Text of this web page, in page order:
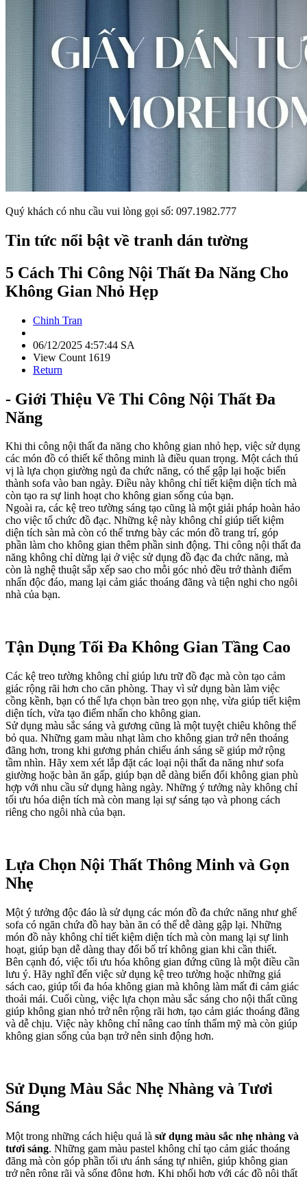
Quý khách có nhu cầu vui lòng gọi số: 097.1982.777
Tin tức nổi bật về tranh dán tường
5 Cách Thi Công Nội Thất Đa Năng Cho
Không Gian Nhỏ Hẹp
Chinh Tran
06/12/2025 4:57:44 SA
View Count 1619
Return
- Giới Thiệu Về Thi Công Nội Thất Đa
Năng
Khi thi công nội thất đa năng cho không gian nhỏ hẹp, việc sử dụng
các món đồ có thiết kế thông minh là điều quan trọng. Một cách thú
vị là lựa chọn giường ngủ đa chức năng, có thể gập lại hoặc biến
thành sofa vào ban ngày. Điều này không chỉ tiết kiệm diện tích mà
còn tạo ra sự linh hoạt cho không gian sống của bạn.
Ngoài ra, các kệ treo tường sáng tạo cũng là một giải pháp hoàn hảo
cho việc tổ chức đồ đạc. Những kệ này không chỉ giúp tiết kiệm
diện tích sàn mà còn có thể trưng bày các món đồ trang trí, góp
phần làm cho không gian thêm phần sinh động. Thi công nội thất đa
năng không chỉ dừng lại ở việc sử dụng đồ đạc đa chức năng, mà
còn là nghệ thuật sắp xếp sao cho mỗi góc nhỏ đều trở thành điểm
nhấn độc đáo, mang lại cảm giác thoáng đãng và tiện nghi cho ngôi
nhà của bạn.
Tận Dụng Tối Đa Không Gian Tầng Cao
Các kệ treo tường không chỉ giúp lưu trữ đồ đạc mà còn tạo cảm
giác rộng rãi hơn cho căn phòng. Thay vì sử dụng bàn làm việc
cồng kềnh, bạn có thể lựa chọn bàn treo gọn nhẹ, vừa giúp tiết kiệm
diện tích, vừa tạo điểm nhấn cho không gian.
Sử dụng màu sắc sáng và gương cũng là một tuyệt chiêu không thể
bỏ qua. Những gam màu nhạt làm cho không gian trở nên thoáng
đãng hơn, trong khi gương phản chiếu ánh sáng sẽ giúp mở rộng
tầm nhìn. Hãy xem xét lắp đặt các loại nội thất đa năng như sofa
giường hoặc bàn ăn gấp, giúp bạn dễ dàng biến đổi không gian phù
hợp với nhu cầu sử dụng hàng ngày. Những ý tưởng này không chỉ
tối ưu hóa diện tích mà còn mang lại sự sáng tạo và phong cách
riêng cho ngôi nhà của bạn.
Lựa Chọn Nội Thất Thông Minh và Gọn
Nhẹ
Một ý tưởng độc đáo là sử dụng các món đồ đa chức năng như ghế
sofa có ngăn chứa đồ hay bàn ăn có thể dễ dàng gập lại. Những
món đồ này không chỉ tiết kiệm diện tích mà còn mang lại sự linh
hoạt, giúp bạn dễ dàng thay đổi bố trí không gian khi cần thiết.
Bên cạnh đó, việc tối ưu hóa không gian đứng cũng là một điều cần
lưu ý. Hãy nghĩ đến việc sử dụng kệ treo tường hoặc những giá
sách cao, giúp tối đa hóa không gian mà không làm mất đi cảm giác
thoải mái. Cuối cùng, việc lựa chọn màu sắc sáng cho nội thất cũng
giúp không gian nhỏ trở nên rộng rãi hơn, tạo cảm giác thoáng đãng
và dễ chịu. Việc này không chỉ nâng cao tính thẩm mỹ mà còn giúp
không gian sống của bạn trở nên sinh động hơn.
Sử Dụng Màu Sắc Nhẹ Nhàng và Tươi
Sáng
Một trong những cách hiệu quả là sử dụng màu sắc nhẹ nhàng và
tươi sáng. Những gam màu pastel không chỉ tạo cảm giác thoáng
đãng mà còn góp phần tối ưu ánh sáng tự nhiên, giúp không gian
trở nên rộng rãi và sống động hơn. Khi phối hợp với các đồ nội thất